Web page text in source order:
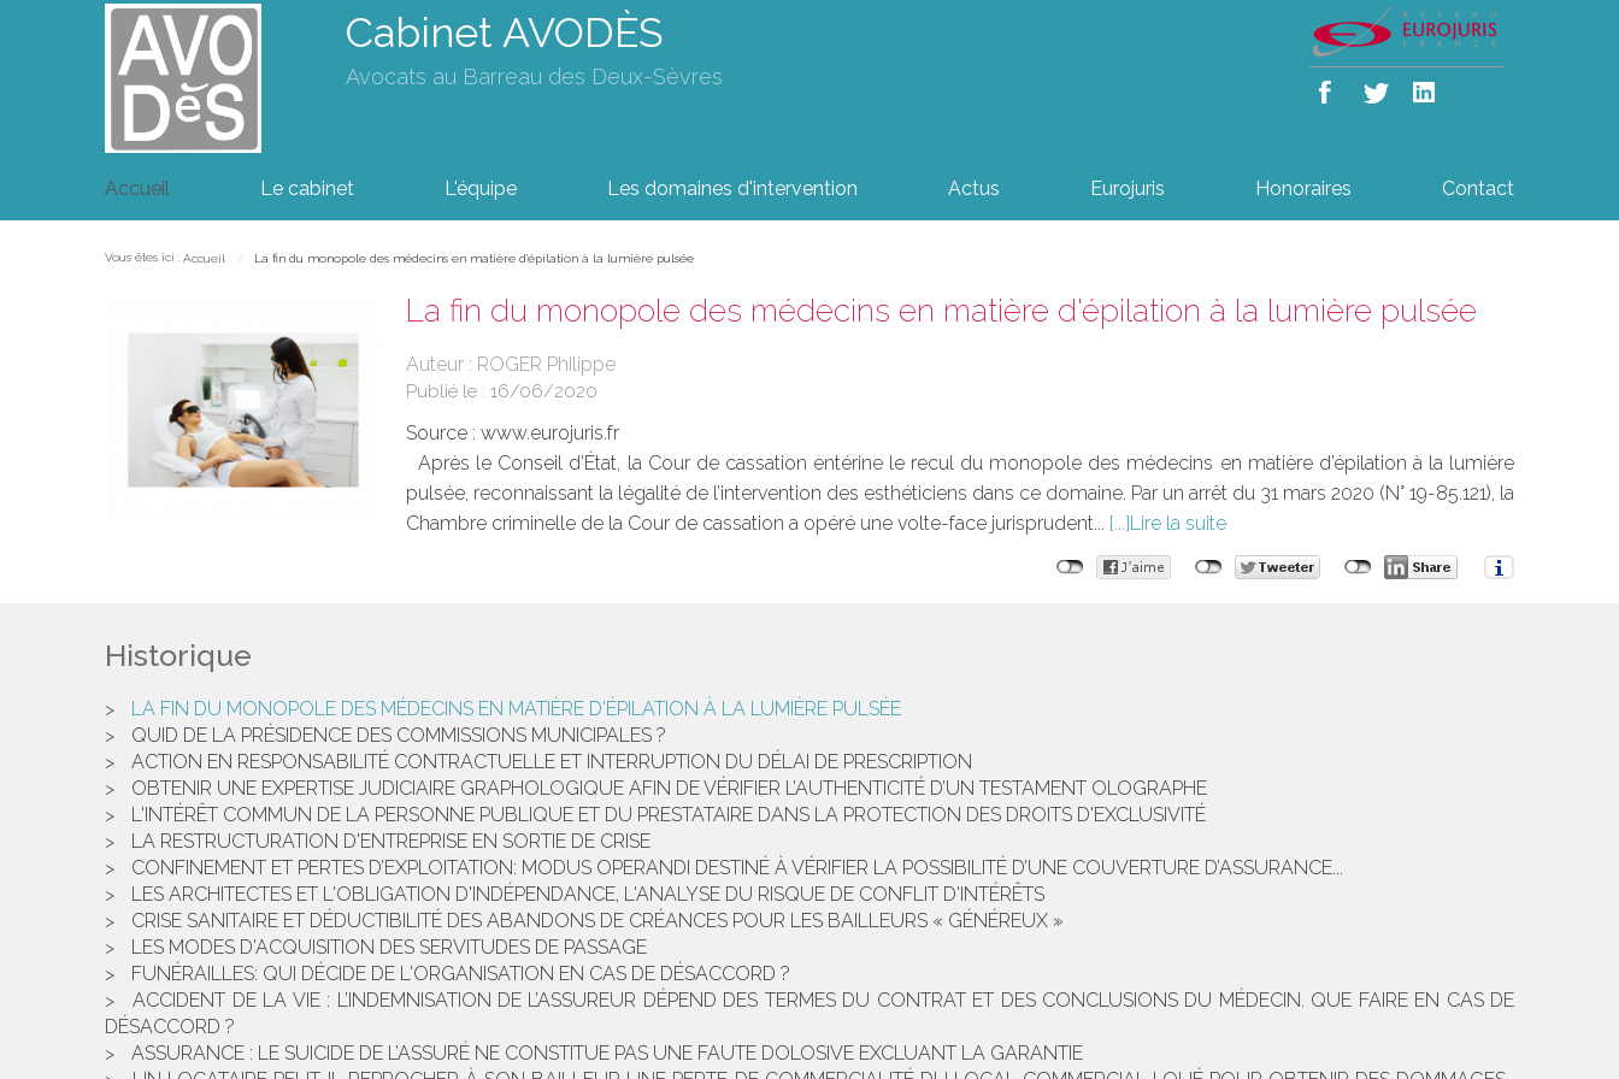
Cabinet AVODÈS
Avocats au Barreau des Deux-Sèvres
Accueil Le cabinet L'équipe Les domaines d'intervention Actus Eurojuris Honoraires Contact
Vous êtes ici : Accueil La fin du monopole des médecins en matière d'épilation à la lumière pulsée
La fin du monopole des médecins en matière d'épilation à la lumière pulsée
Auteur : ROGER Philippe
Publié le : 16/06/2020
Source : www.eurojuris.fr
Après le Conseil d’État, la Cour de cassation entérine le recul du monopole des médecins en matière d’épilation à la lumière
pulsée, reconnaissant la légalité de l’intervention des esthéticiens dans ce domaine. Par un arrêt du 31 mars 2020 (N° 19-85.121), la
Chambre criminelle de la Cour de cassation a opéré une volte-face jurisprudent...
Lire la suite
Historique
LA FIN DU MONOPOLE DES MÉDECINS EN MATIÈRE D'ÉPILATION À LA LUMIÈRE PULSÉE
QUID DE LA PRÉSIDENCE DES COMMISSIONS MUNICIPALES ?
ACTION EN RESPONSABILITÉ CONTRACTUELLE ET INTERRUPTION DU DÉLAI DE PRESCRIPTION
OBTENIR UNE EXPERTISE JUDICIAIRE GRAPHOLOGIQUE AFIN DE VÉRIFIER L’AUTHENTICITÉ D’UN TESTAMENT OLOGRAPHE
L'INTÉRÊT COMMUN DE LA PERSONNE PUBLIQUE ET DU PRESTATAIRE DANS LA PROTECTION DES DROITS D'EXCLUSIVITÉ
LA RESTRUCTURATION D'ENTREPRISE EN SORTIE DE CRISE
CONFINEMENT ET PERTES D’EXPLOITATION: MODUS OPERANDI DESTINÉ À VÉRIFIER LA POSSIBILITÉ D’UNE COUVERTURE D’ASSURANCE...
LES ARCHITECTES ET L'OBLIGATION D'INDÉPENDANCE, L'ANALYSE DU RISQUE DE CONFLIT D'INTÉRÊTS
CRISE SANITAIRE ET DÉDUCTIBILITÉ DES ABANDONS DE CRÉANCES POUR LES BAILLEURS « GÉNÉREUX »
LES MODES D'ACQUISITION DES SERVITUDES DE PASSAGE
FUNÉRAILLES: QUI DÉCIDE DE L'ORGANISATION EN CAS DE DÉSACCORD ?
ACCIDENT DE LA VIE : L’INDEMNISATION DE L’ASSUREUR DÉPEND DES TERMES DU CONTRAT ET DES CONCLUSIONS DU MÉDECIN. QUE FAIRE EN CAS DE
DÉSACCORD ?
ASSURANCE : LE SUICIDE DE L’ASSURÉ NE CONSTITUE PAS UNE FAUTE DOLOSIVE EXCLUANT LA GARANTIE